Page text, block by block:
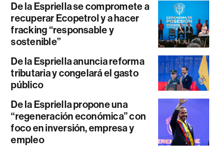
De la Espriella se compromete a
recuperar Ecopetrol y a hacer
fracking “responsable y
sostenible”
De la Espriella anuncia reforma
tributaria y congelará el gasto
público
De la Espriella propone una
“regeneración económica” con
foco en inversión, empresa y
empleo